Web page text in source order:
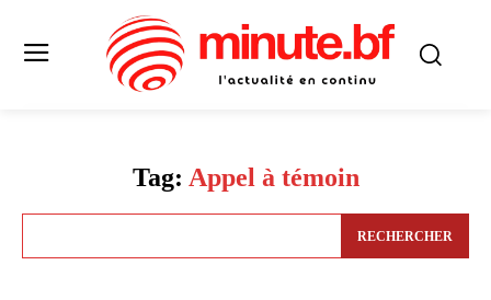
Tag: Appel à témoin
RECHERCHER